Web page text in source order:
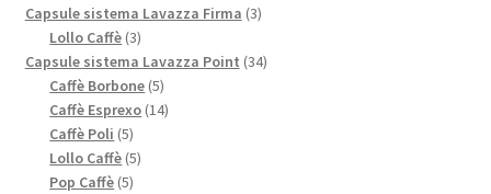
prodotti
Capsule sistema Lavazza Firma 33
Lollo Caffè 33
prodotti
Capsule sistema Lavazza Point 3434
Caffè Borbone 55
prodotti
Caffè Esprexo 1414
Caffè Poli 55
prodotti
Lollo Caffè 55
Pop Caffè 55